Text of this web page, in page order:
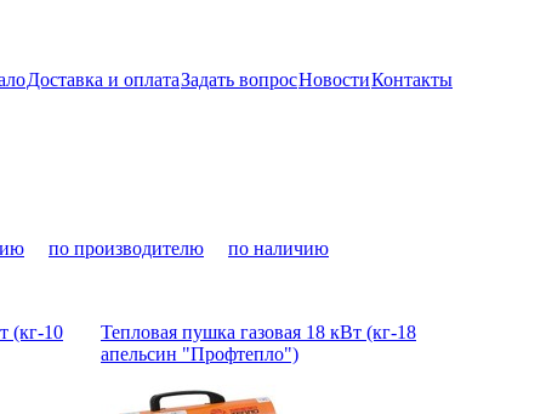
Доставка и оплатаЗадать вопросНовостиКонтакты
по производителю
по наличию
(кг-10
Тепловая пушка газовая 18 кВт (кг-18
апельсин "Профтепло")